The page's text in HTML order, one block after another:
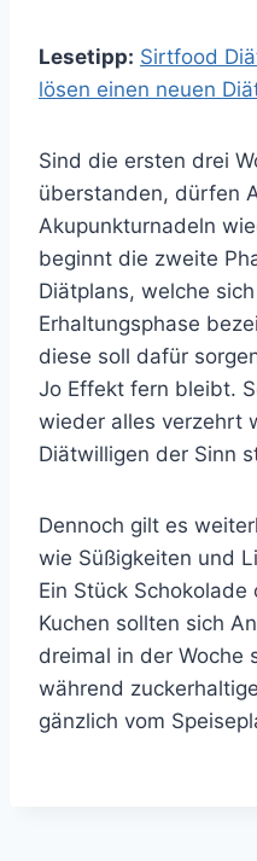
Lesetipp: Sirtfood
lösen einen neuen
Sind die ersten drei
überstanden, dürfen
Akupunkturnadeln
beginnt die zweite
Diätplans, welche
Erhaltungsphase
diese soll dafür
Jo Effekt fern bleibt.
wieder alles verzehrt
Diätwilligen der Sinn
Dennoch gilt es
wie Süßigkeiten und
Ein Stück
Kuchen sollten sich
dreimal in der Woche
während
gänzlich vom